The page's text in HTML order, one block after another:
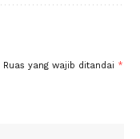
Ruas yang wajib ditandai *